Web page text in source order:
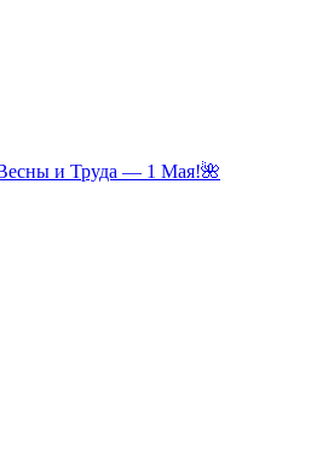
и Труда — 1 Мая!🌺